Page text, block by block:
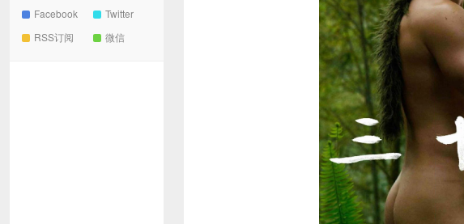
Facebook
Twitter
RSS订阅
微信